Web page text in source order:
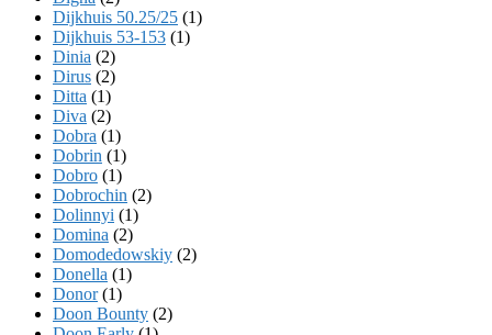
Dijkhuis 50.25/25 (1)
Dijkhuis 53-153 (1)
Dinia (2)
Dirus (2)
Ditta (1)
Diva (2)
Dobra (1)
Dobrin (1)
Dobro (1)
Dobrochin (2)
Dolinnyi (1)
Domina (2)
Domodedowskiy (2)
Donella (1)
Donor(1)
Doon Bounty (2)